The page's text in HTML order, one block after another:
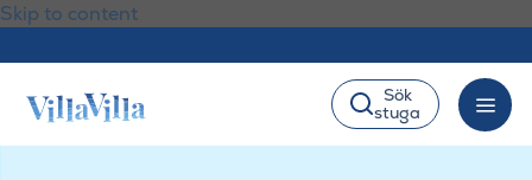
Skip to content
Sök
stuga